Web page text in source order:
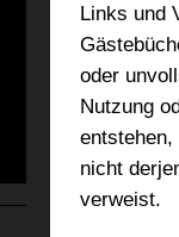
Links und
oder
Nutzung
nicht
verweist.